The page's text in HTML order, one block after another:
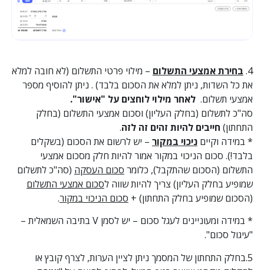
4. בחירת אמצעי התשלום – מילוי פרטי התשלום (לא חובה למלא
את כל השדות, ניתן למלא את הסכום בלבד) . ניתן להוסיף מספר
אמצעי תשלום. לאחר מילוי לוחצים על "אישור".
סה"כ לתשלום (בחלק העליון) וסכום אמצעי התשלום (בחלק
התחתון) חייבים להיות זהים זה לזה.
* במידה וקייםניכוי במקור – יש לרשום את הסכום (בשקלים
בלבד!). סכום הניכוי במקור אמור להיות חלק מסכום אמצעי
התשלום (הסכום שהתקבל), כלומר סכום העסקה (סה"כ לתשלום
שמופיע בחלק העליון) צריך להיות שווה לסכום אמצעי התשלום
(הסכום שמופיע בחלק התחתון) + סכום הניכוי במקור.
* במידה ומעוניינים לעגל סכום – יש לסמן V בתיבה השמאלית –
"עיגול סכום".
5.בחלק התחתון של המסמך ניתן לציין הערות, לצרף קובץ או